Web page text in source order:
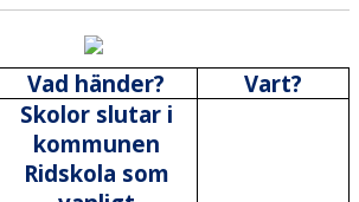
Vad händer?
Vart?
Skolor slutar i
kommunen
Ridskola som